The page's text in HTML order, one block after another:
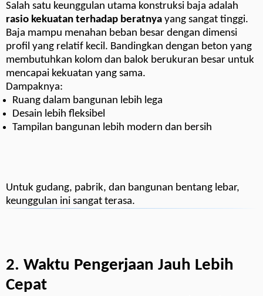
Salah satu keunggulan utama konstruksi baja adalah
rasio kekuatan terhadap beratnya yang sangat tinggi.
Baja mampu menahan beban besar dengan dimensi
profil yang relatif kecil. Bandingkan dengan beton yang
membutuhkan kolom dan balok berukuran besar untuk
mencapai kekuatan yang sama.
Dampaknya:
Ruang dalam bangunan lebih lega
Desain lebih fleksibel
Tampilan bangunan lebih modern dan bersih
Untuk gudang, pabrik, dan bangunan bentang lebar,
keunggulan ini sangat terasa.
2. Waktu Pengerjaan Jauh Lebih
Cepat